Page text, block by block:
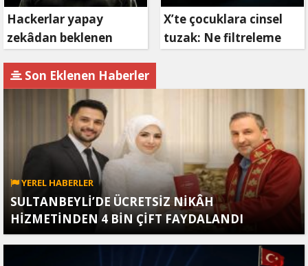
Hackerlar yapay
zekâdan beklenen
X’te çocuklara cinsel
tuzak: Ne filtreleme
Son Eklenen Haberler
YEREL HABERLER
SULTANBEYLİ’DE ÜCRETSİZ NİKÂH
HİZMETİNDEN 4 BİN ÇİFT FAYDALANDI